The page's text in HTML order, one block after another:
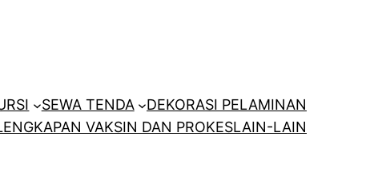
SEWA TENDA
DEKORASI PELAMINAN
VAKSIN DAN PROKESLAIN-LAIN